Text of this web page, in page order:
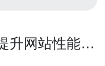
升网站性能效